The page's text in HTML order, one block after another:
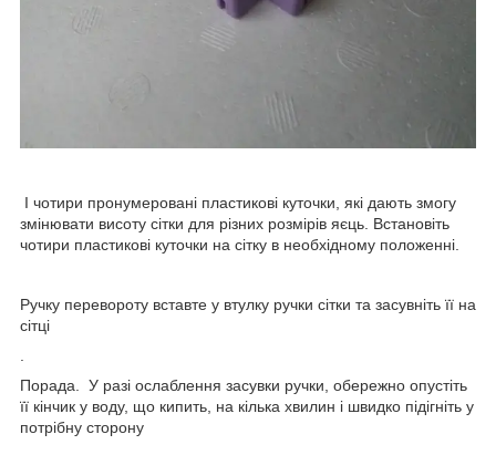
І чотири пронумеровані пластикові куточки, які дають змогу
змінювати висоту сітки для різних розмірів яєць. Встановіть
чотири пластикові куточки на сітку в необхідному положенні.
Ручку перевороту вставте у втулку ручки сітки та засувніть її на
сітці
.
Порада. У разі ослаблення засувки ручки, обережно опустіть
її кінчик у воду, що кипить, на кілька хвилин і швидко підігніть у
потрібну сторону